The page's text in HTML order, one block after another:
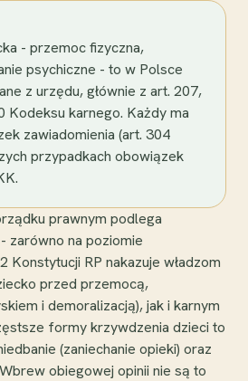
- przemoc fizyczna,
psychiczne - to w Polsce
z urzędu, głównie z art. 207,
Kodeksu karnego. Każdy ma
zawiadomienia (art. 304
przypadkach obowiązek
prawnym podlega
zarówno na poziomie
Konstytucji RP nakazuje władzom
przed przemocą,
i demoralizacją), jak i karnym
formy krzywdzenia dzieci to
(zaniechanie opieki) oraz
obiegowej opinii nie są to